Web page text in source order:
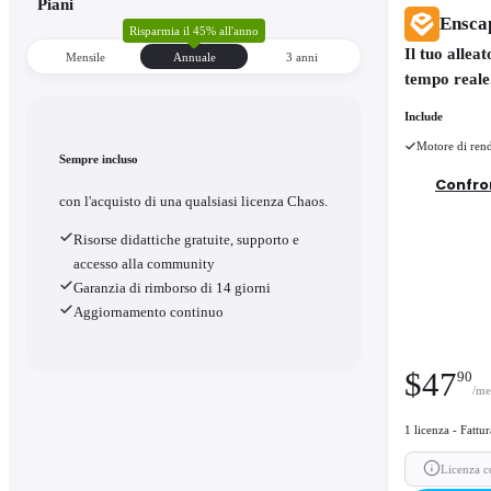
Piani
Mensile Annuale
Risparmia il 45% all'anno
3 anni
Sempre incluso
con l'acquisto di una qualsiasi licenza Chaos.
Risorse didattiche gratuite, supporto e
accesso alla community
Garanzia di rimborso di 14 giorni
Aggiornamento continuo
Il tuo
tempo
Include
Motore di
$4790
/
1 licenza -
Licenza